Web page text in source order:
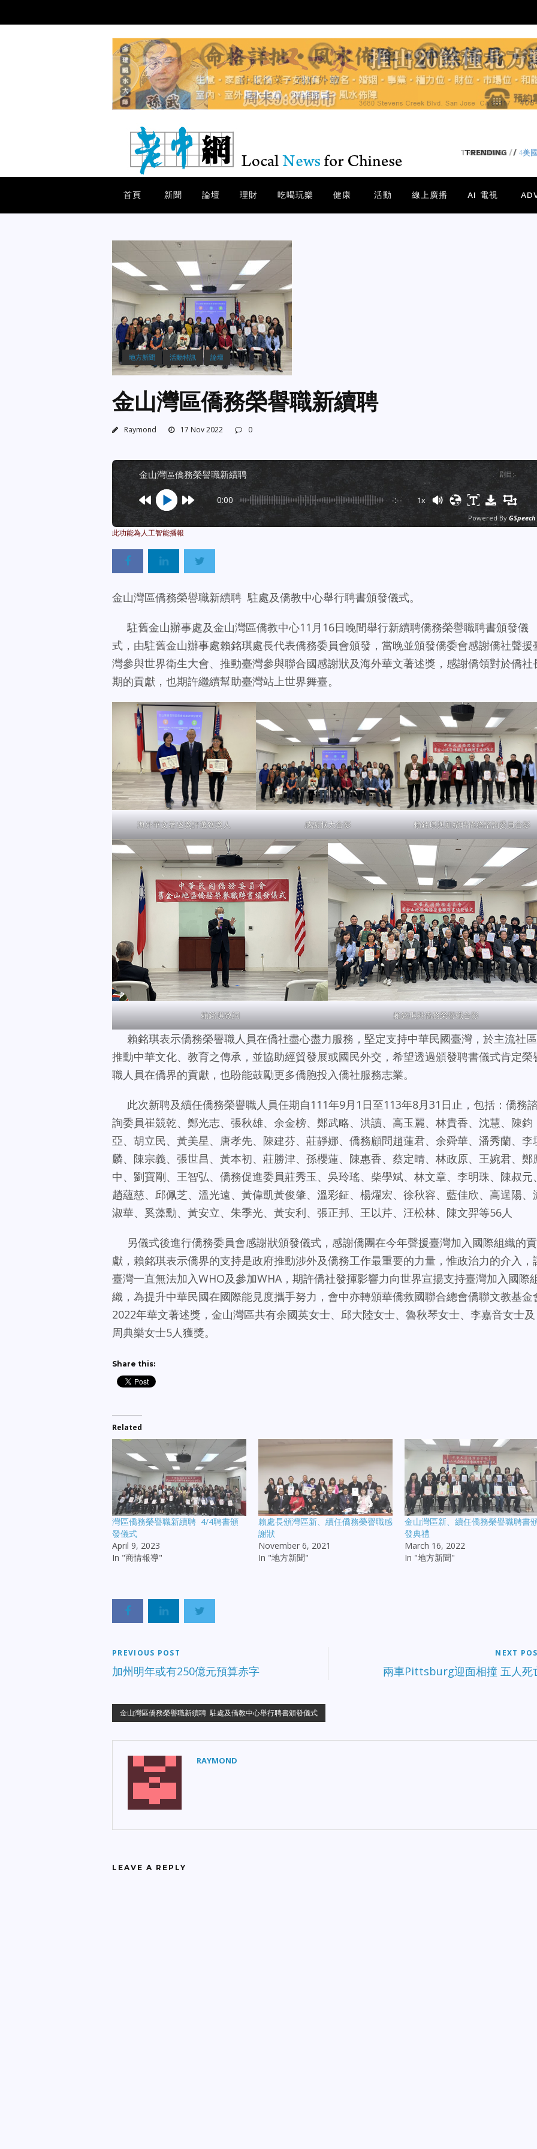
TRENDING / 40
首頁 新聞 論壇 理財 吃喝玩樂 健康 活動 線上廣播 AI 電視
地方新聞 活動特訊 論壇
金山灣區僑務榮譽職新續聘
Raymond 17 Nov 2022 0
金山灣區僑務榮譽職新續聘 剧目 :-
0:00 -:-- 1x
Powered By GSpeech
金山灣區僑務榮譽職新續聘 駐處及僑教中心舉行聘書頒發儀式。
駐舊金山辦事處及金山灣區僑教中心11月16日晚間舉行新續聘僑務榮譽職聘書頒發儀
式，由駐舊金山辦事處賴銘琪處長代表僑務委員會頒發，當晚並頒發僑委會感謝僑社聲援
灣參與世界衛生大會、推動臺灣參與聯合國感謝狀及海外華文著述獎，感謝僑領對於僑社
期的貢獻，也期許繼續幫助臺灣站上世界舞臺。
海外華文著述獎評選獲獎人 感謝狀大合影 賴銘琪與新續聘僑務諮詢委員合影
賴銘琪致詞 賴銘琪與僑務榮譽職合影
賴銘琪表示僑務榮譽職人員在僑社盡心盡力服務，堅定支持中華民國臺灣，於主流社區
推動中華文化、教育之傳承，並協助經貿發展或國民外交，希望透過頒發聘書儀式肯定榮
職人員在僑界的貢獻，也盼能鼓勵更多僑胞投入僑社服務志業。
此次新聘及續任僑務榮譽職人員任期自111年9月1日至113年8月31日止，包括：僑務
詢委員崔競乾、鄭光志、張秋雄、余金榜、鄭武略、洪讀、高玉麗、林貴香、沈慧、陳鈞
亞、胡立民、黃美星、唐孝先、陳建芬、莊靜娜、僑務顧問趙蓮君、余舜華、潘秀蘭、李
麟、陳宗義、張世昌、黃本初、莊勝津、孫櫻蓮、陳惠香、蔡定晴、林政原、王婉君、鄭
中、劉寶剛、王智弘、僑務促進委員莊秀玉、吳玲瑤、柴學斌、林文章、李明珠、陳叔元
趙蘊慈、邱佩芝、溫光遠、黃偉凱黃俊肇、溫彩鉦、楊燿宏、徐秋容、藍佳欣、高逞陽、
淑華、奚藻勳、黃安立、朱季光、黃安利、張正邦、王以芹、汪松林、陳文羿等56人
另儀式後進行僑務委員會感謝狀頒發儀式，感謝僑團在今年聲援臺灣加入國際組織的貢
獻，賴銘琪表示僑界的支持是政府推動涉外及僑務工作最重要的力量，惟政治力的介入，
臺灣一直無法加入WHO及參加WHA，期許僑社發揮影響力向世界宣揚支持臺灣加入國際
織，為提升中華民國在國際能見度攜手努力，會中亦轉頒華僑救國聯合總會僑聯文教基金
2022年華文著述獎，金山灣區共有余國英女士、邱大陸女士、魯秋琴女士、李嘉音女士及
周典樂女士5人獲獎。
Share this:
Related
灣區僑務榮譽職新續聘 4/4聘書頒
發儀式
April 9, 2023
In "商情報導"
賴處長頒灣區新、續任僑務榮譽職感
謝狀
November 6, 2021
In "地方新聞"
金山灣區新、續任僑務榮譽職聘書
發典禮
March 16, 2022
In "地方新聞"
PREVIOUS POST
加州明年或有250億元預算赤字
NEXT
兩車Pittsburg迎面相撞 五人死
金山灣區僑務榮譽職新續聘 駐處及僑教中心舉行聘書頒發儀式
RAYMOND
LEAVE A REPLY